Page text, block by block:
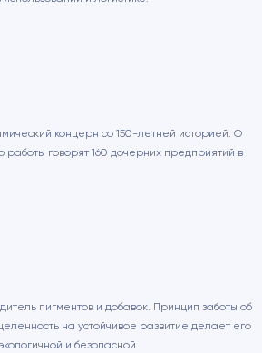
концерн со 150-летней историей. О
работы говорят 160 дочерних предприятий в
пигментов и добавок. Принцип заботы об
на устойчивое развитие делает его
и безопасной.